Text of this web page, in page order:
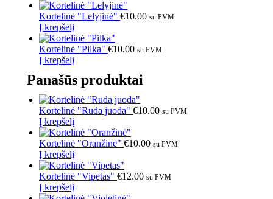
Kortelinė "Lelyjinė" €10.00 su PVM
Į krepšelį
Kortelinė "Pilka" €10.00 su PVM
Į krepšelį
Panašūs produktai
Kortelinė "Ruda juoda" €10.00 su PVM
Į krepšelį
Kortelinė "Oranžinė" €10.00 su PVM
Į krepšelį
Kortelinė "Vipetas" €12.00 su PVM
Į krepšelį